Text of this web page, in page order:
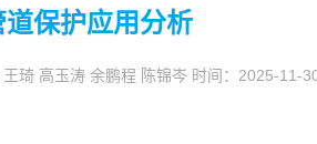
保护应用分析
琦 高玉涛 余鹏程 陈锦岑 时间：2025-11-30